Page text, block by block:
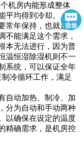
个机房内能形成整体
平均得到冷却。
常年保持，也就是运
不能满足这个需求，
本无法进行，因为普
温恒湿除湿机则不一
系统，可以保证全年
冷循环工作，满足
自动加热、制冷、加
分为自动和手动两种
以确保在设定的温度
精确需求，是机房控